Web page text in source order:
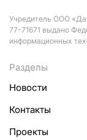
Учредитель ООО
77-71671 выдано
информационных
Разделы
Новости
Контакты
Проекты